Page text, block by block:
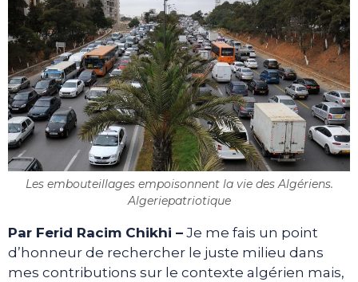
Les embouteillages empoisonnent la vie des Algériens.
Algeriepatriotique
Par Ferid Racim Chikhi – Je me fais un point
d’honneur de rechercher le juste milieu dans
mes contributions sur le contexte algérien mais,